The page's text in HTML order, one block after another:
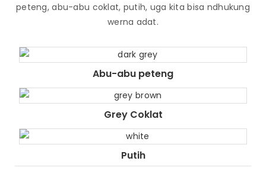
peteng, abu-abu coklat, putih, uga kita bisa ndhukung
werna adat.
Abu-abu peteng
Grey Coklat
Putih